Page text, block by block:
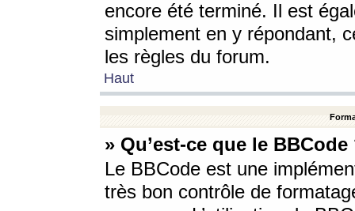
encore été terminé. Il est
simplement en y répondant,
les règles du forum.
Haut
» Qu’est-ce que le BBCode
Le BBCode est une
très bon contrôle de